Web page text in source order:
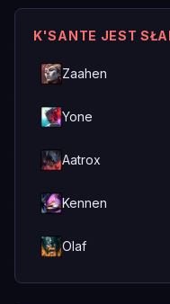
K'SANTE JEST
Zaahen
Yone
Aatrox
Kennen
Olaf